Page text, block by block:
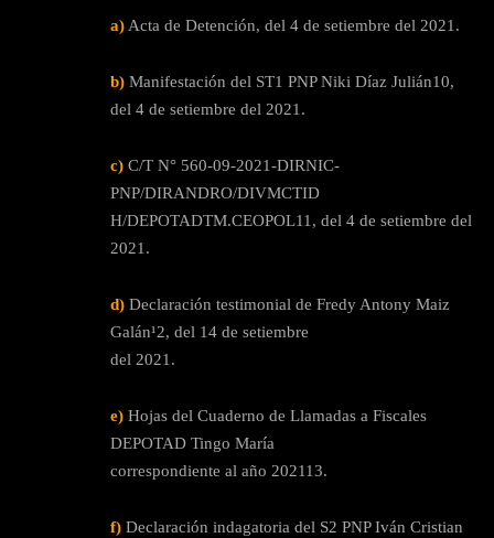
a) Acta de Detención, del 4 de setiembre del 2021.
b) Manifestación del ST1 PNP Niki Díaz Julián10,
del 4 de setiembre del 2021.
c) C/T N° 560-09-2021-DIRNIC-
PNP/DIRANDRO/DIVMCTID
H/DEPOTADTM.CEOPOL11, del 4 de setiembre del
2021.
d) Declaración testimonial de Fredy Antony Maiz
Galán¹2, del 14 de setiembre
del 2021.
e) Hojas del Cuaderno de Llamadas a Fiscales
DEPOTAD Tingo María
correspondiente al año 202113.
f) Declaración indagatoria del S2 PNP Iván Cristian